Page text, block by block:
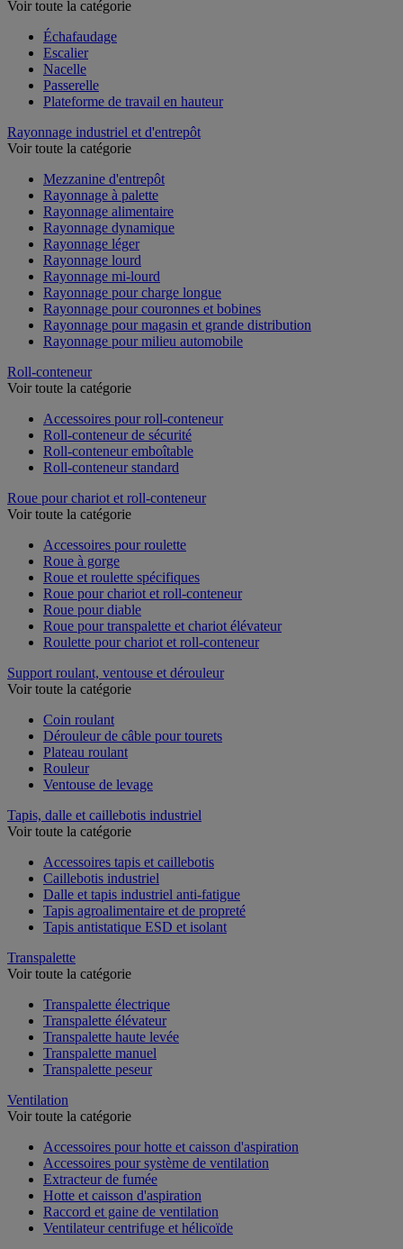
Voir toute la catégorie
Échafaudage
Escalier
Nacelle
Passerelle
Plateforme de travail en hauteur
Rayonnage industriel et d'entrepôt
Voir toute la catégorie
Mezzanine d'entrepôt
Rayonnage à palette
Rayonnage alimentaire
Rayonnage dynamique
Rayonnage léger
Rayonnage lourd
Rayonnage mi-lourd
Rayonnage pour charge longue
Rayonnage pour couronnes et bobines
Rayonnage pour magasin et grande distribution
Rayonnage pour milieu automobile
Roll-conteneur
Voir toute la catégorie
Accessoires pour roll-conteneur
Roll-conteneur de sécurité
Roll-conteneur emboîtable
Roll-conteneur standard
Roue pour chariot et roll-conteneur
Voir toute la catégorie
Accessoires pour roulette
Roue à gorge
Roue et roulette spécifiques
Roue pour chariot et roll-conteneur
Roue pour diable
Roue pour transpalette et chariot élévateur
Roulette pour chariot et roll-conteneur
Support roulant, ventouse et dérouleur
Voir toute la catégorie
Coin roulant
Dérouleur de câble pour tourets
Plateau roulant
Rouleur
Ventouse de levage
Tapis, dalle et caillebotis industriel
Voir toute la catégorie
Accessoires tapis et caillebotis
Caillebotis industriel
Dalle et tapis industriel anti-fatigue
Tapis agroalimentaire et de propreté
Tapis antistatique ESD et isolant
Transpalette
Voir toute la catégorie
Transpalette électrique
Transpalette élévateur
Transpalette haute levée
Transpalette manuel
Transpalette peseur
Ventilation
Voir toute la catégorie
Accessoires pour hotte et caisson d'aspiration
Accessoires pour système de ventilation
Extracteur de fumée
Hotte et caisson d'aspiration
Raccord et gaine de ventilation
Ventilateur centrifuge et hélicoïde